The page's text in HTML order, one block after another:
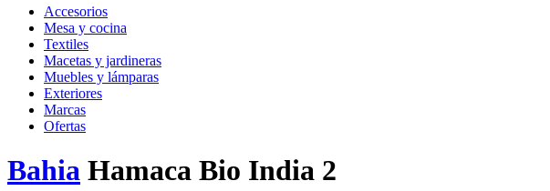
Accesorios
Mesa y cocina
Textiles
Macetas y jardineras
Muebles y lámparas
Exteriores
Marcas
Ofertas
Bahia Hamaca Bio India 2